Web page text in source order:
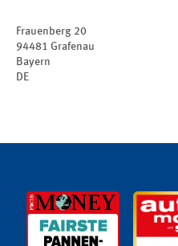
Frauenberg 20
94481 Grafenau
Bayern
DE